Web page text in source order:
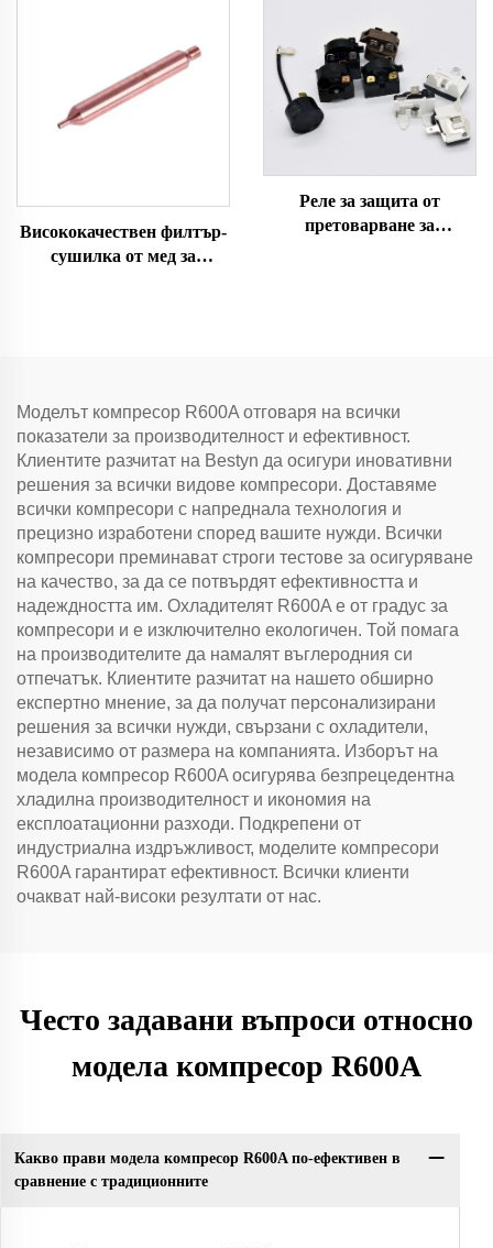
Мини спираловидни
климатици за кола
Висококачествен филтър-
сушилка от мед за
Реле за защита от
претоварване за
Моделът компресор R600A отговаря на всички
показатели за производителност и ефективност.
Клиентите разчитат на Bestyn да осигури иновативни
решения за всички видове компресори. Доставяме
всички компресори с напреднала технология и
прецизно изработени според вашите нужди. Всички
компресори преминават строги тестове за осигуряване
на качество, за да се потвърдят ефективността и
надеждността им. Охладителят R600A е от градус за
компресори и е изключително екологичен. Той помага
на производителите да намалят въглеродния си
отпечатък. Клиентите разчитат на нашето обширно
експертно мнение, за да получат персонализирани
решения за всички нужди, свързани с охладители,
независимо от размера на компанията. Изборът на
модела компресор R600A осигурява безпрецедентна
хладилна производителност и икономия на
експлоатационни разходи. Подкрепени от
индустриална издръжливост, моделите компресори
R600A гарантират ефективност. Всички клиенти
очакват най-високи резултати от нас.
Често задавани въпроси относно
модела компресор R600A
Какво прави модела компресор R600A по-ефективен в
сравнение с традиционните